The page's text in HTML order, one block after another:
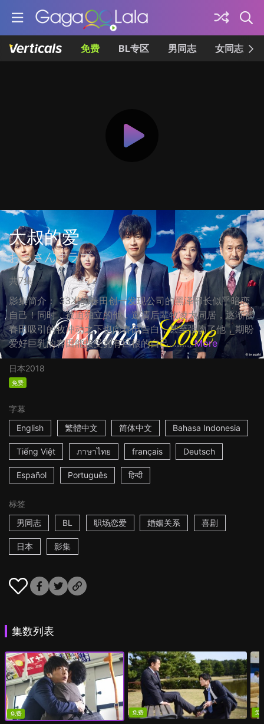
免费 BL专区 男同志 女同志
大叔的爱
おっさんずラブ
共7集
影集简介： 33岁的春田创一发现公司的黑泽部长似乎暗恋
自己！同时，被迫独立的他，邀请后辈牧凌太同居，逐渐被
春田吸引的牧冲动之下也向春田告白，甚至强吻了他，期盼
爱好巨乳的春田能接受拥有巨根的自己……... More
日本2018
免费
字幕
English
繁體中文 简体中文 Bahasa Indonesia
Tiếng Việt ภาษาไทย français Deutsch
Español Português हिन्दी
标签
男同志
BL 职场恋爱 婚姻关系 喜剧
日本 影集
集数列表
免费 免费 免